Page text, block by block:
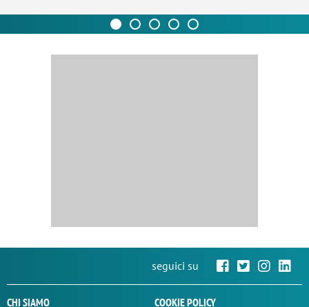
seguici su
CHI SIAMO COOKIE POLICY